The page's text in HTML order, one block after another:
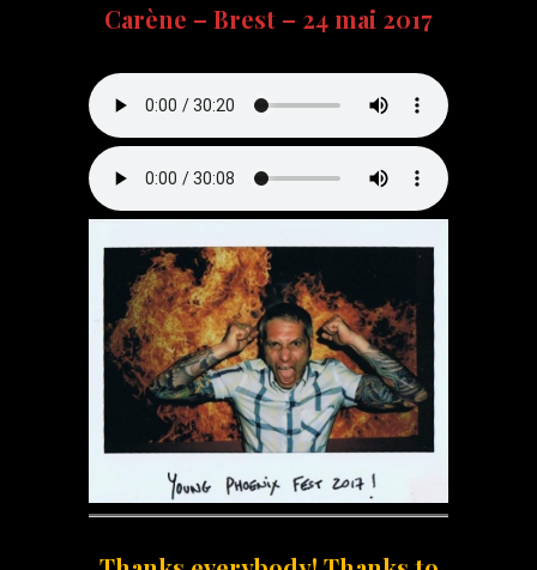
Carène – Brest – 24 mai 2017